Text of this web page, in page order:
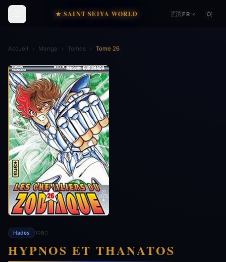
★ SAINT SEIYA WORLD 🇫🇷FR
Accueil › Manga › Tomes › Tome 26
Hadès 1990
HYPNOS ET THANATOS